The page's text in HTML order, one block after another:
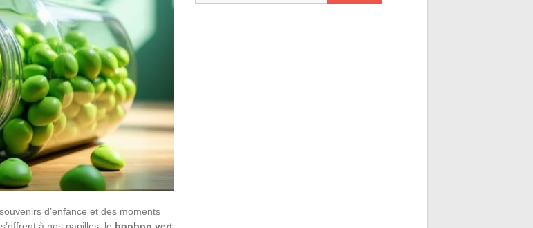
d’enfance et des moments